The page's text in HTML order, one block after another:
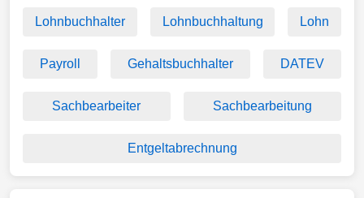
Lohnbuchhalter Lohnbuchhaltung Lohn
Payroll Gehaltsbuchhalter DATEV
Sachbearbeiter Sachbearbeitung
Entgeltabrechnung